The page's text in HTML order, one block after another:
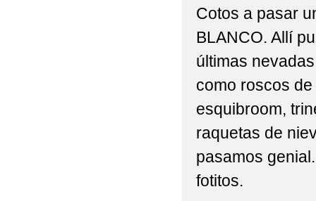
Cotos a pasar
BLANCO. Allí
últimas
como roscos
esquibroom,
raquetas de
pasamos
fotitos.